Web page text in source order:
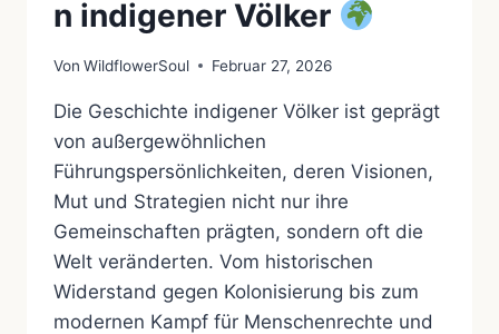
n indigener Völker
Von WildflowerSoul Februar 27, 2026
Die Geschichte indigener Völker ist geprägt
von außergewöhnlichen
Führungspersönlichkeiten, deren Visionen,
Mut und Strategien nicht nur ihre
Gemeinschaften prägten, sondern oft die
Welt veränderten. Vom historischen
Widerstand gegen Kolonisierung bis zum
modernen Kampf für Menschenrechte und